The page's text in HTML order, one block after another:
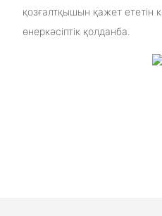
қозғалтқышын қажет ететін
өнеркәсіптік қолданба.